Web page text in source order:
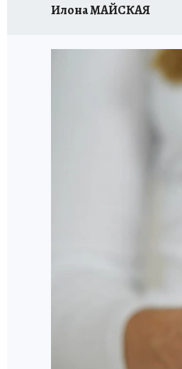
Илона МАЙСКАЯ